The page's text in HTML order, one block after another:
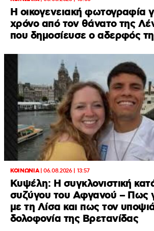
Η οικογενειακή φωτογραφία
χρόνο από τον θάνατο της
που δημοσίευσε ο αδερφός
ΚΟΙΝΩΝΙΑ|06.08.2026 | 13:57
Κυψέλη: Η συγκλονιστική
συζύγου του Αφγανού – Πως
με τη Λίσα και πως τον
δολοφονία της Βρετανίδας